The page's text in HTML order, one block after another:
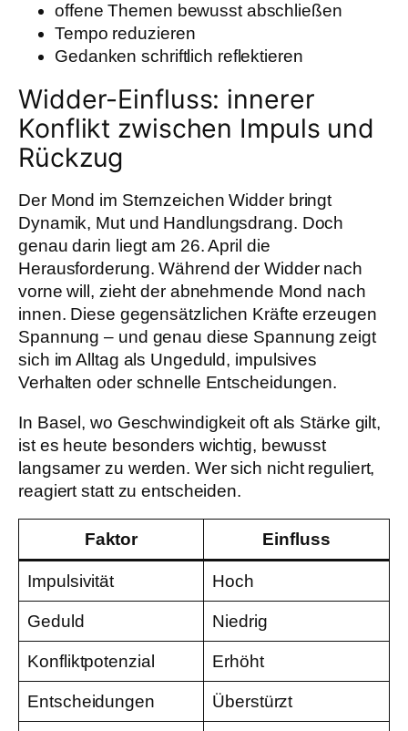
offene Themen bewusst abschließen
Tempo reduzieren
Gedanken schriftlich reflektieren
Widder-Einfluss: innerer
Konflikt zwischen Impuls und
Rückzug
Der Mond im Sternzeichen Widder bringt
Dynamik, Mut und Handlungsdrang. Doch
genau darin liegt am 26. April die
Herausforderung. Während der Widder nach
vorne will, zieht der abnehmende Mond nach
innen. Diese gegensätzlichen Kräfte erzeugen
Spannung – und genau diese Spannung zeigt
sich im Alltag als Ungeduld, impulsives
Verhalten oder schnelle Entscheidungen.
In Basel, wo Geschwindigkeit oft als Stärke gilt,
ist es heute besonders wichtig, bewusst
langsamer zu werden. Wer sich nicht reguliert,
reagiert statt zu entscheiden.
Faktor Einfluss
Impulsivität Hoch
Geduld Niedrig
Konfliktpotenzial Erhöht
Entscheidungen Überstürzt